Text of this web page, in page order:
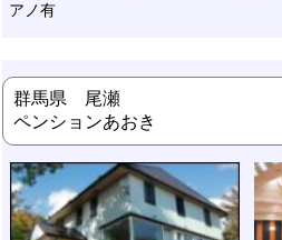
アノ有
群馬県 尾瀬
ペンションあおき